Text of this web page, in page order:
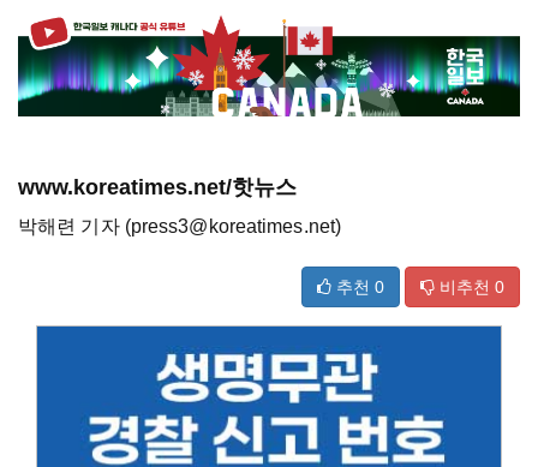
www.koreatimes.net/핫뉴스
박해련 기자 (press3@koreatimes.net)
추천 0 비추천 0